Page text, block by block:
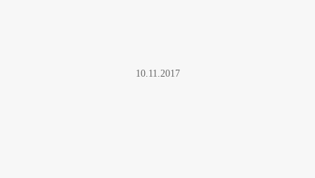
10.11.2017